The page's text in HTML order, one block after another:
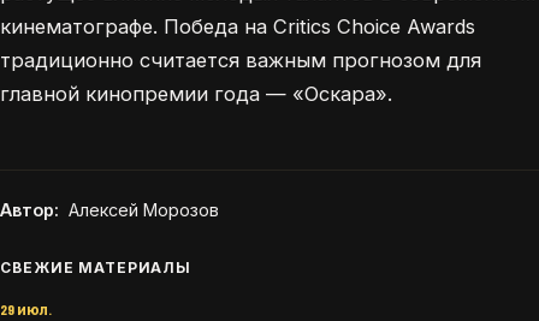
кинематографе. Победа на Critics Choice Awards
традиционно считается важным прогнозом для
главной кинопремии года — «Оскара».
Автор: Алексей Морозов
СВЕЖИЕ МАТЕРИАЛЫ
29 июл.